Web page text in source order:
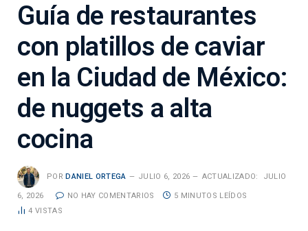
Guía de restaurantes
con platillos de caviar
en la Ciudad de México:
de nuggets a alta
cocina
POR DANIEL ORTEGA JULIO 6, 2026 ACTUALIZADO: JULIO
6, 2026 NO HAY COMENTARIOS
5 MINUTOS LEÍDOS
4VISTAS